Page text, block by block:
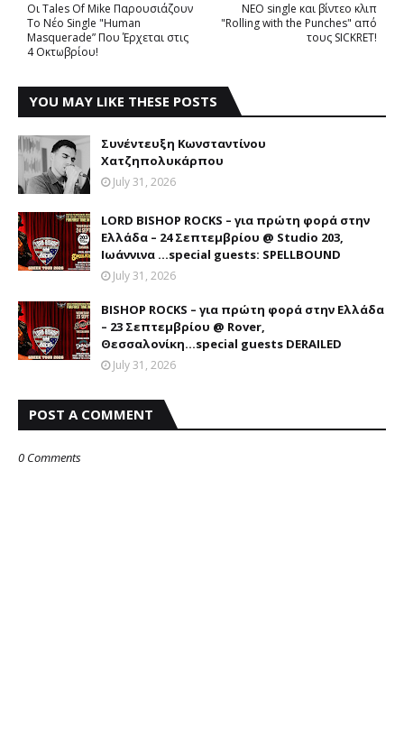
NEΟ single και βίντεο κλιπ
"Rolling with the Punches" από
τους SICKRET!
Οι Tales Of Mike Παρουσιάζουν
Το Νέο Single "Human
Masquerade” Που Έρχεται στις
4 Οκτωβρίου!
YOU MAY LIKE THESE POSTS
Συνέντευξη Κωνσταντίνου
Χατζηπολυκάρπου
July 31, 2026
LORD BISHOP ROCKS – για πρώτη φορά στην
Ελλάδα – 24 Σεπτεμβρίου @ Studio 203,
Ιωάννινα …special guests: SPELLBOUND
July 31, 2026
BISHOP ROCKS – για πρώτη φορά στην Ελλάδα
– 23 Σεπτεμβρίου @ Rover,
Θεσσαλονίκη...special guests DERAILED
July 31, 2026
POST A COMMENT
0 Comments